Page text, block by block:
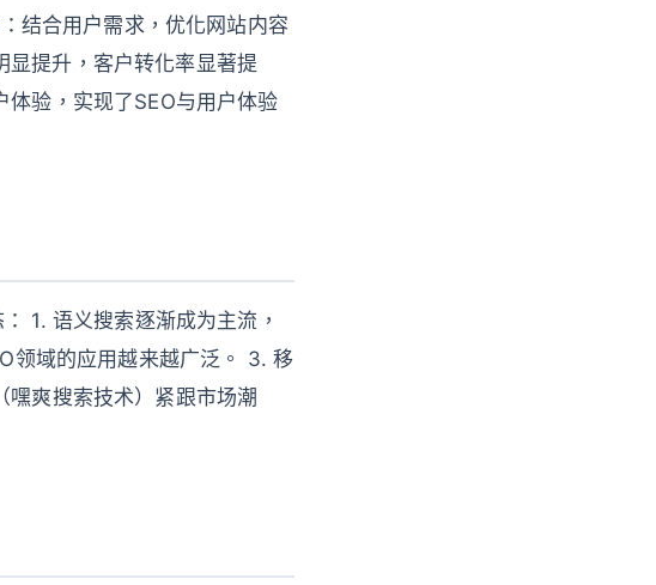
结合用户需求，优化网站内容
显提升，客户转化率显著提
验，实现了SEO与用户体验
1. 语义搜索逐渐成为主流，
领域的应用越来越广泛。 3. 移
嘿爽搜索技术）紧跟市场潮